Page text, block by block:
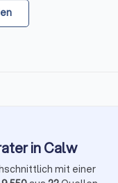
in Calw
mit einer